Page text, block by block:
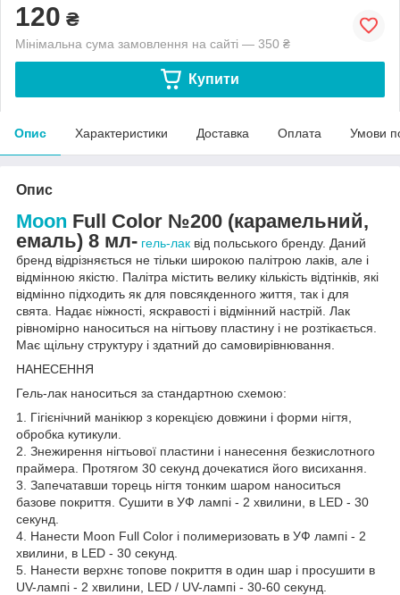
120 ₴
Мінімальна сума замовлення на сайті — 350 ₴
Купити
Опис Характеристики Доставка Оплата Умови
Опис
Moon Full Color №200 (карамельний,
емаль) 8 мл- гель-лак від польського бренду. Даний
бренд відрізняється не тільки широкою палітрою лаків, але і
відмінною якістю. Палітра містить велику кількість відтінків, які
відмінно підходить як для повсякденного життя, так і для
свята. Надає ніжності, яскравості і відмінний настрій. Лак
рівномірно наноситься на нігтьову пластину і не розтікається.
Має щільну структуру і здатний до самовирівнювання.
НАНЕСЕННЯ
Гель-лак наноситься за стандартною схемою:
1. Гігієнічний манікюр з корекцією довжини і форми нігтя,
обробка кутикули.
2. Знежирення нігтьової пластини і нанесення безкислотного
праймера. Протягом 30 секунд дочекатися його висихання.
3. Запечатавши торець нігтя тонким шаром наноситься
базове покриття. Сушити в УФ лампі - 2 хвилини, в LED - 30
секунд.
4. Нанести Moon Full Color і полимеризовать в УФ лампі - 2
хвилини, в LED - 30 секунд.
5. Нанести верхнє топове покриття в один шар і просушити в
UV-лампі - 2 хвилини, LED / UV-лампі - 30-60 секунд.